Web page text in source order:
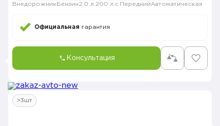
Внедорожник Бензин2.0 л. 200 л.с. ПереднийАвтоматическая
Официальная гарантия
Консультация
>3шт